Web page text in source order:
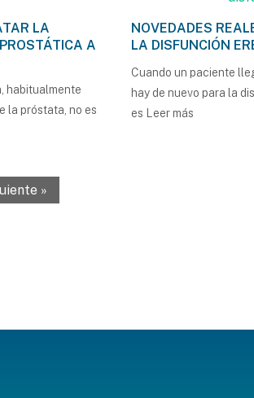
LA
A
habitualmente
la próstata, no es
NOVEDADES
LA DISFUNCIÓN
Cuando un paciente
hay de nuevo para la
es Leer más
»